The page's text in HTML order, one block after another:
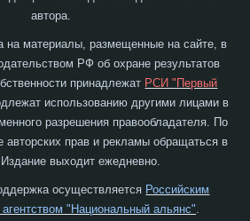
автора.
на материалы, размещенные на сайте, в
РФ об охране результатов
принадлежат РСИ "Первый
использованию другими лицами в
разрешения правообладателя. По
авторских прав и рекламы обращаться в
Издание выходит ежедневно.
осуществляется Российским
"Национальный альянс"